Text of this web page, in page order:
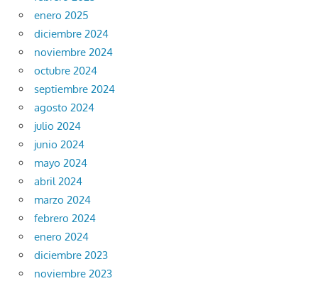
enero 2025
diciembre 2024
noviembre 2024
octubre 2024
septiembre 2024
agosto 2024
julio 2024
junio 2024
mayo 2024
abril 2024
marzo 2024
febrero 2024
enero 2024
diciembre 2023
noviembre 2023